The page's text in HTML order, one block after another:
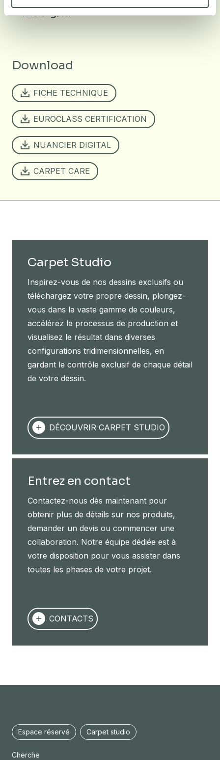
± 1250 g/m²
Download
FICHE TECHNIQUE
EUROCLASS CERTIFICATION
NUANCIER DIGITAL
CARPET CARE
Carpet Studio
Inspirez-vous de nos dessins exclusifs ou
téléchargez votre propre dessin, plongez-
vous dans la vaste gamme de couleurs,
accélérez le processus de production et
visualisez le résultat dans diverses
configurations tridimensionnelles, en
gardant le contrôle exclusif de chaque détail
de votre dessin.
DÉCOUVRIR CARPET STUDIO
Entrez en contact
Contactez-nous dès maintenant pour
obtenir plus de détails sur nos produits,
demander un devis ou commencer une
collaboration. Notre équipe dédiée est à
votre disposition pour vous assister dans
toutes les phases de votre projet.
CONTACTS
Espace réservé Carpet studio
Cherche